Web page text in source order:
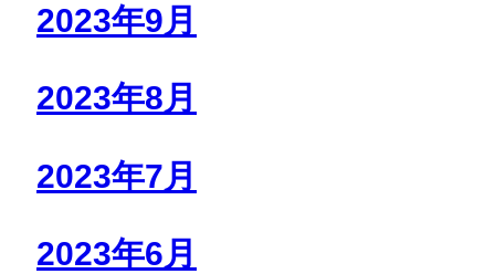
2023年9月
2023年8月
2023年7月
2023年6月